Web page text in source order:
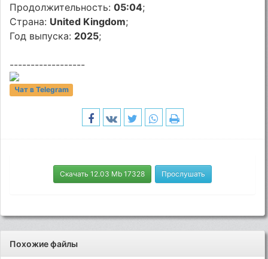
Продолжительность:05:04;
Страна: United Kingdom;
Год выпуска: 2025;
------------------
Чат в Telegram
Скачать 12.03 Mb 17328 Прослушать
Похожие файлы